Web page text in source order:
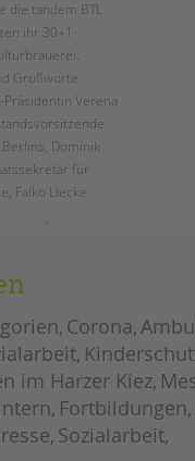
VdK
die tandem BTL
ihr 30+1-
Grußworte
Verena
Dominik
für
Falko Liecke.
Corona
im Harzer Kiez
Fortbildungen
Sozialarbeit